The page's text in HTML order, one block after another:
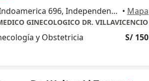
Avenida Indoamerica 696, Independencia • Mapa
GINECOLOGICO DR. VILLAVICENCIO
y Obstetricia S/ 150